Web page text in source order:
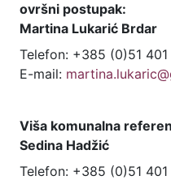
ovršni postupak:
Martina Lukarić Brdar
Telefon: +385 (0)51 401
E-mail:
Viša komunalna
Sedina Hadžić
Telefon: +385 (0)51 401